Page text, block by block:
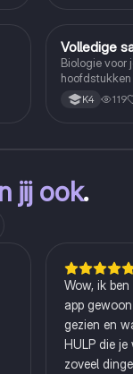
Biologie
Volledige
Biologie voor
hoofdstukken
K4 119
jij ook.
Wow, ik
app
gezien en
HULP die
zoveel